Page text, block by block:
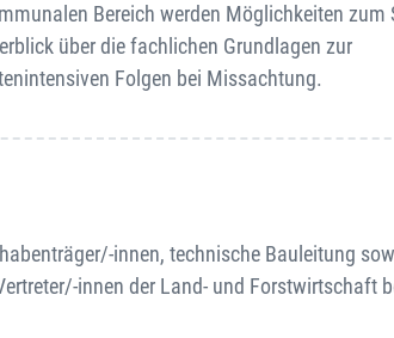
Bereich werden Möglichkeiten zum
über die fachlichen Grundlagen zur
Folgen bei Missachtung.
innen, technische Bauleitung
innen der Land- und Forstwirtschaft